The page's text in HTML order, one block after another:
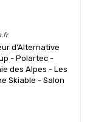
d'Alternative
- Polartec -
des Alpes - Les
Skiable - Salon